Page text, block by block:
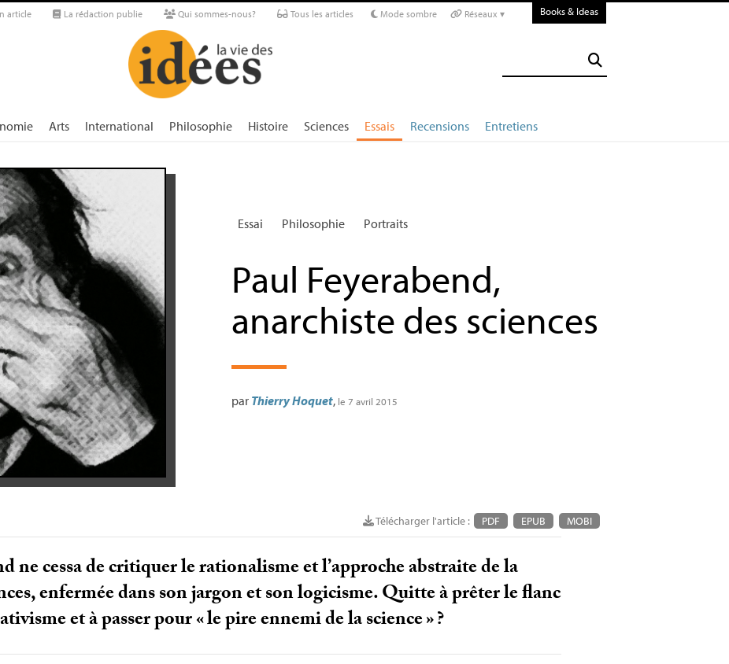
article La rédaction publie Qui sommes-nous? Tous les articles Mode sombre Réseaux ▾ Books & Ideas
Arts International Philosophie Histoire Sciences Essais Recensions Entretiens
Essai Philosophie Portraits
Paul Feyerabend,
anarchiste des sciences
par Thierry Hoquet, le 7 avril 2015
Télécharger l'article : PDF EPUB MOBI
ne cessa de critiquer le rationalisme et l’approche abstraite de la
enfermée dans son jargon et son logicisme. Quitte à prêter le flanc
et à passer pour «le pire ennemi de la science»?